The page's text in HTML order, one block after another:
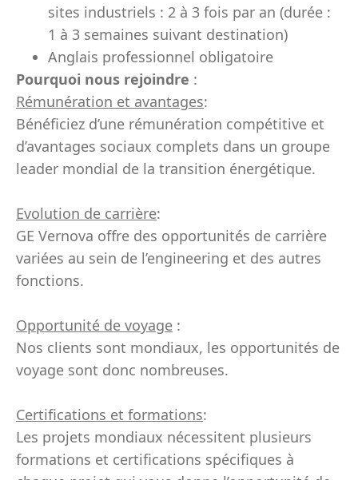
sites industriels : 2 à 3 fois par an (durée :
1 à 3 semaines suivant destination)
Anglais professionnel obligatoire
Pourquoi nous rejoindre :
Rémunération et avantages:
Bénéficiez d’une rémunération compétitive et
d’avantages sociaux complets dans un groupe
leader mondial de la transition énergétique.
Evolution de carrière:
GE Vernova offre des opportunités de carrière
variées au sein de l’engineering et des autres
fonctions.
Opportunité de voyage :
Nos clients sont mondiaux, les opportunités de
voyage sont donc nombreuses.
Certifications et formations:
Les projets mondiaux nécessitent plusieurs
formations et certifications spécifiques à